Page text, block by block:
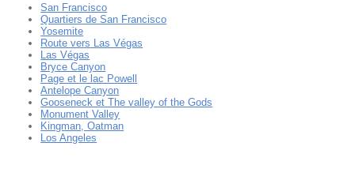
San Francisco
Quartiers de San Francisco
Yosemite
Route vers Las Végas
Las Végas
Bryce Canyon
Page et le lac Powell
Antelope Canyon
Gooseneck et The valley of the Gods
Monument Valley
Kingman, Oatman
Los Angeles